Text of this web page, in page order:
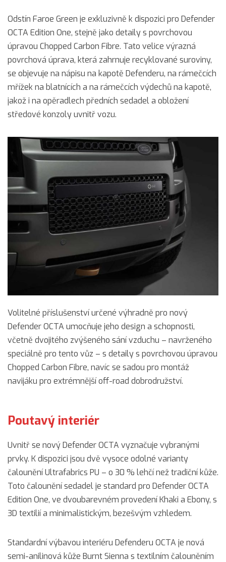
Odstín Faroe Green je exkluzivně k dispozici pro Defender
OCTA Edition One, stejně jako detaily s povrchovou
úpravou Chopped Carbon Fibre. Tato velice výrazná
povrchová úprava, která zahrnuje recyklované suroviny,
se objevuje na nápisu na kapotě Defenderu, na rámečcích
mřížek na blatnících a na rámečcích výdechů na kapotě,
jakož i na opěradlech předních sedadel a obložení
středové konzoly uvnitř vozu.
Volitelné příslušenství určené výhradně pro nový
Defender OCTA umocňuje jeho design a schopnosti,
včetně dvojitého zvýšeného sání vzduchu – navrženého
speciálně pro tento vůz – s detaily s povrchovou úpravou
Chopped Carbon Fibre, navíc se sadou pro montáž
navijáku pro extrémnější off-road dobrodružství.
Poutavý interiér
Uvnitř se nový Defender OCTA vyznačuje vybranými
prvky. K dispozici jsou dvě vysoce odolné varianty
čalounění Ultrafabrics PU – o 30 % lehčí než tradiční kůže.
Toto čalounění sedadel je standard pro Defender OCTA
Edition One, ve dvoubarevném provedení Khaki a Ebony, s
3D textilií a minimalistickým, bezešvým vzhledem.
Standardní výbavou interiéru Defenderu OCTA je nová
semi-anilinová kůže Burnt Sienna s textilním čalouněním